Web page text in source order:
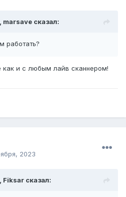
marsave сказал:
работать?
как и с любым лайв сканнером!
2023
Fiksar сказал: